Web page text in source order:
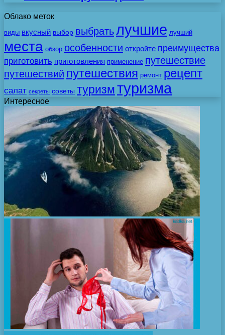
Облако меток
виды вкусный выбор выбратьлучшие лучший
места обзор особенности откройте преимущества
приготовить приготовления применение путешествие
путешествий путешествия ремонт рецепт
салат секреты советы туризмтуризма
Интересное